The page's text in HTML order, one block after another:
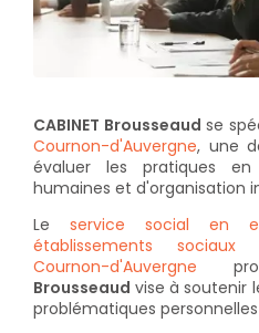
CABINET Brousseaud se
Cournon-d'Auvergne, une
évaluer les pratiques
humaines et d'organisation
Le service social en
établissements
Cournon-d'Auvergne
Brousseaud vise à soutenir
problématiques